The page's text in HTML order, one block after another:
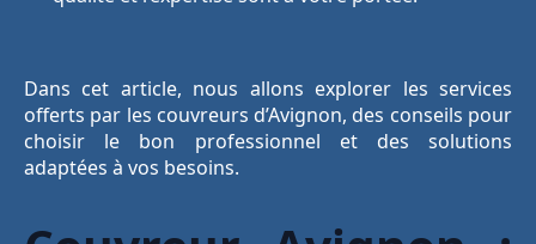
Dans cet article, nous allons explorer les services
offerts par les couvreurs d’Avignon, des conseils pour
choisir le bon professionnel et des solutions
adaptées à vos besoins.